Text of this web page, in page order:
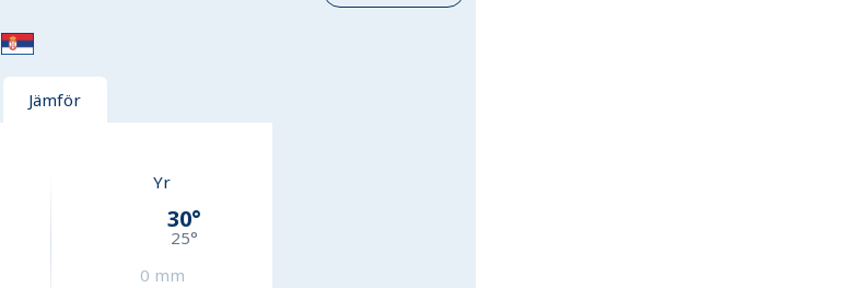
Jämför
Yr
30°
25°
0 mm